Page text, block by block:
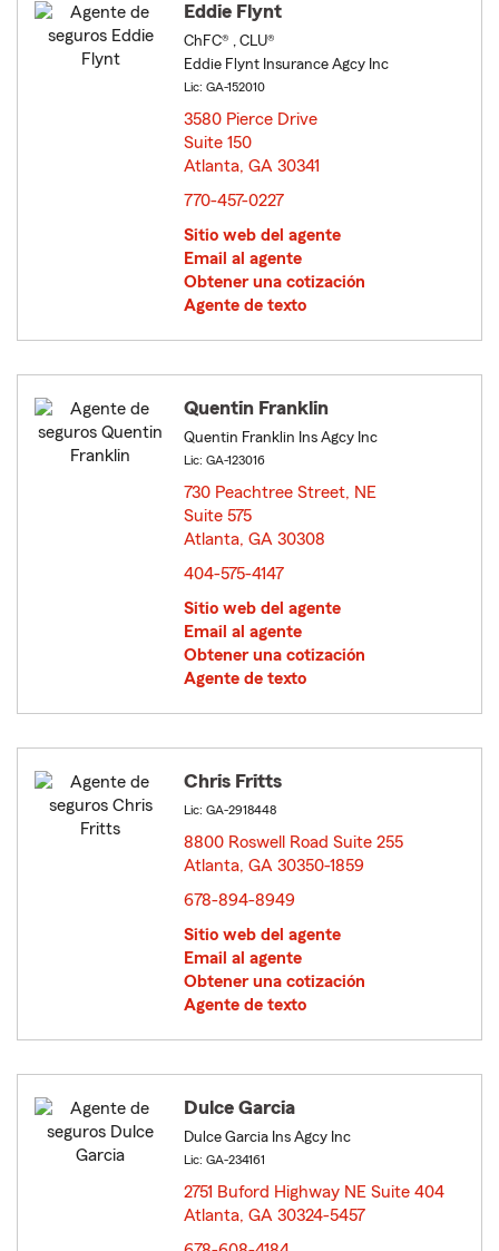
Eddie Flynt
ChFC® , CLU®
Eddie Flynt Insurance Agcy Inc
Lic: GA-152010
3580 Pierce Drive
Suite 150
Atlanta, GA 30341
770-457-0227
Sitio web del agente
Email al agente
Obtener una cotización
Agente de texto
Quentin Franklin
Quentin Franklin Ins Agcy Inc
Lic: GA-123016
730 Peachtree Street, NE
Suite 575
Atlanta, GA 30308
404-575-4147
Sitio web del agente
Email al agente
Obtener una cotización
Agente de texto
Chris Fritts
Lic: GA-2918448
8800 Roswell Road Suite 255
Atlanta, GA 30350-1859
678-894-8949
Sitio web del agente
Email al agente
Obtener una cotización
Agente de texto
Dulce Garcia
Dulce Garcia Ins Agcy Inc
Lic: GA-234161
2751 Buford Highway NE Suite 404
Atlanta, GA 30324-5457